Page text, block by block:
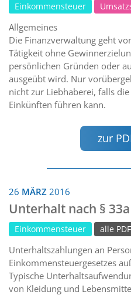
Einkommensteuer
Allgemeines
Die Finanzverwaltung geht
Tätigkeit ohne
persönlichen Gründen oder
ausgeübt wird. Nur
nicht zur Liebhaberei, falls
Einkünften führen kann.
zur
26 MÄRZ 2016
Unterhalt nach § 33a
Einkommensteuer alle
Unterhaltszahlungen an
Einkommensteuergesetzes
Typische
von Kleidung und